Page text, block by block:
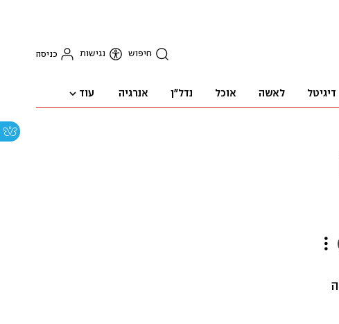
חיפוש נגישות כניסה
דיגיטל לאשה אוכל נדל"ן אנרגיה עוד